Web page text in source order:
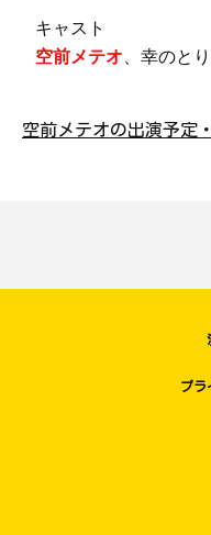
キャスト
空前メテオ 、幸のと
空前メテオの出演予定
プラ